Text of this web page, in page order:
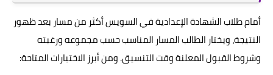
أمام طلاب الشهادة الإعدادية في السويس أكثر من مسار بعد ظهور
النتيجة، ويختار الطالب المسار المناسب حسب مجموعه ورغبته
وشروط القبول المعلنة وقت التنسيق. ومن أبرز الاختيارات المتاحة: